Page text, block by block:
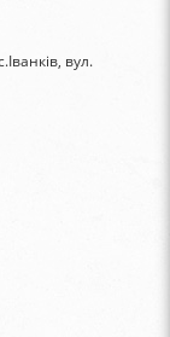
вул.